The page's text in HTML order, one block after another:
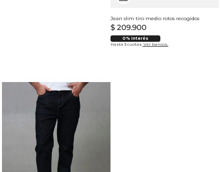
Jean slim tiro medio rotos recogidos
$ 209.900
0% Interés
Hasta 3 cuotas. Ver bancos.